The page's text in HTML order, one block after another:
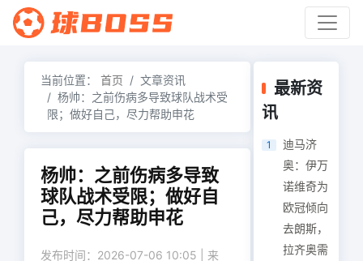
当前位置： 首页
文章资讯
杨帅：之前伤病多导致球队战术受
限；做好自己，尽力帮助申花
杨帅：之前伤病多导致
球队战术受限；做好自
己，尽力帮助申花
发布时间：2026-07-06 10:05 | 来
最新资
讯
1
迪马济
奥：伊万
诺维奇为
欧冠倾向
去朗斯，
拉齐奥需